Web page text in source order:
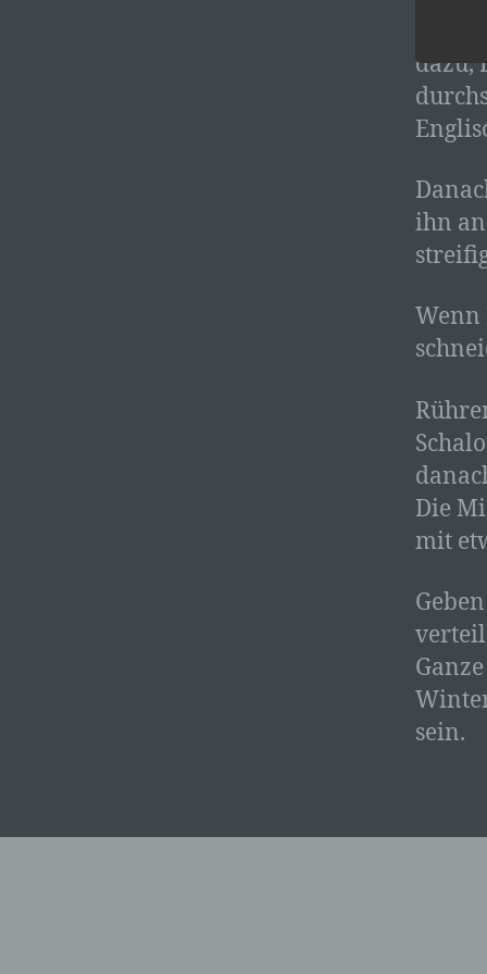
dazu,
ihn
Wenn
Die
mit
sein.